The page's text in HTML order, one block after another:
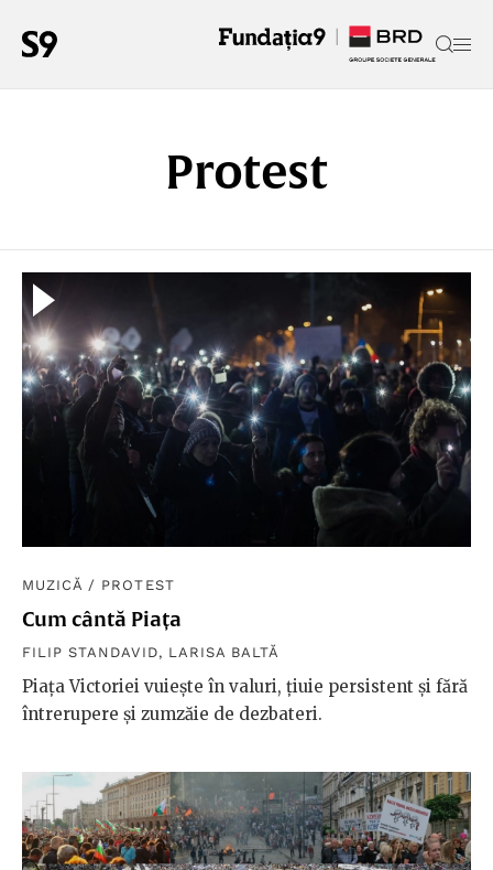
Protest
MUZICĂ / PROTEST
Cum cântă Piața
FILIP STANDAVID, LARISA BALTĂ
Piața Victoriei vuiește în valuri, țiuie persistent și fără
întrerupere și zumzăie de dezbateri.